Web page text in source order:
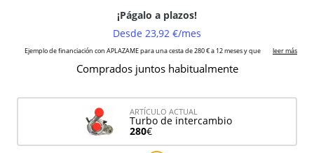
Comprados juntos habitualmente
ARTÍCULO ACTUAL
Turbo de intercambio
280€